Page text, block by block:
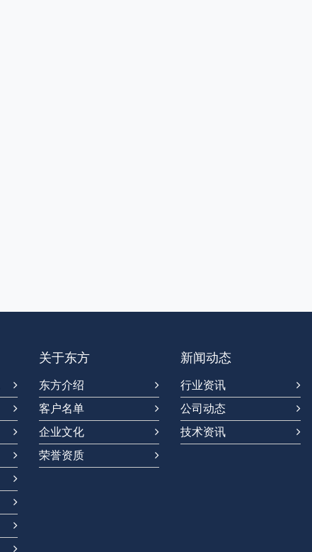
关于东方
东方介绍
客户名单
企业文化
荣誉资质
新闻动态
行业资讯
公司动态
技术资讯